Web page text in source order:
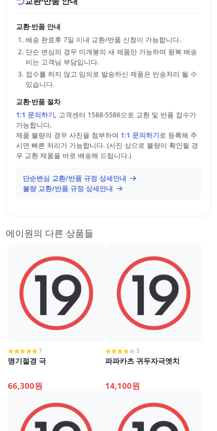
교환·반품 안내
배송 완료후 7일 이내 교환/반품 신청이 가능합니다.
단순 변심의 경우 미개봉의 새 제품만 가능하며 왕복 배송
비는 고객님 부담입니다.
접수를 하지 않고 임의로 발송하신 제품은 반송처리 될 수
있습니다.
교환·반품 절차
1:1 문의하기, 고객센터 1588-5586으로 교환 및 반품 접수가
가능합니다.
제품 불량의 경우 사진을 첨부하여 1:1 문의하기로 등록해 주
시면 빠른 처리가 가능합니다. (사진 상으로 불량이 확인될 경
우 교환 제품을 바로 배송해 드립니다.)
단순변심 교환/반품 규정 상세안내
불량 교환/반품 규정 상세안내
에이원의 다른 상품들
7
명기절경 극
66,300원
3
파파카츠 귀두자극엣치
14,100원